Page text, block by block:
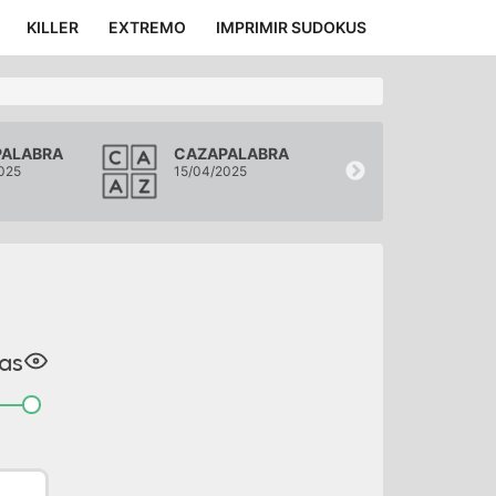
KILLER EXTREMO IMPRIMIR SUDOKUS
CAZAPALABRA
15/04/2025
s